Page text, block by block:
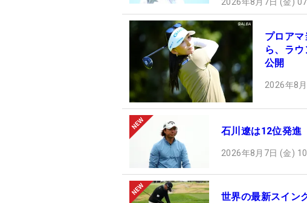
2026年8月7日 (金)
プロア
ら、ラ
公開
2026年8
石川遼は12位発
2026年8月7日 (金)
世界の最新スイン